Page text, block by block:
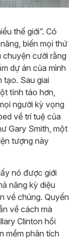
thế giới”. Có
biến mọi thứ
chuyện cười rằng
dự án của mình
tạo. Sau giai
tỉnh táo hơn,
người kỳ vọng
về trí tuệ của
Gary Smith, một
tượng này
nó được giới
năng kỳ diệu
về chúng. Quyển
về cách mà
Clinton hồi
mềm phân tích